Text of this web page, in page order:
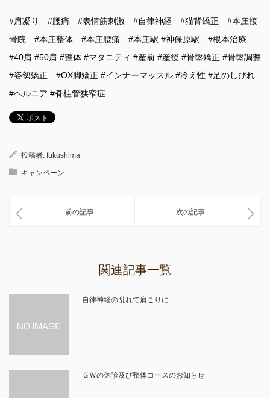
#肩凝り #腰痛 #表情筋刺激 #自律神経 #猫背矯正 #本庄接
骨院 #本庄整体 #本庄腰痛 #本庄駅 #神保原駅 #根本治療
#40肩 #50肩 #整体 #マタニティ #産前 #産後 #骨盤矯正 #骨盤調整
#姿勢矯正 #OX脚矯正 #インナーマッスル #冷え性 #足のしびれ
#ヘルニア #脊柱管狭窄症
投稿者: fukushima
キャンペーン
前の記事 次の記事
関連記事一覧
自律神経の乱れで肩こりに
ＧＷの休診及び整体コースのお知らせ